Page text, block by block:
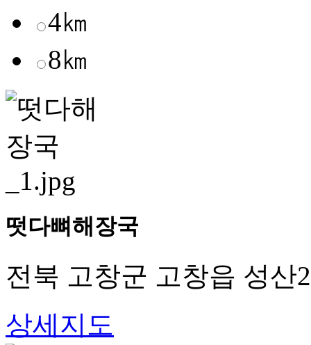
4㎞
8㎞
떳다뼈해장국
전북 고창군 고창읍 성산
상세지도